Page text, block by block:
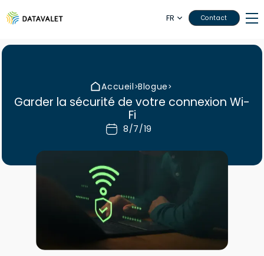
FR Contact
Accueil>Blogue>
Garder la sécurité de votre connexion Wi-
Fi
8/7/19